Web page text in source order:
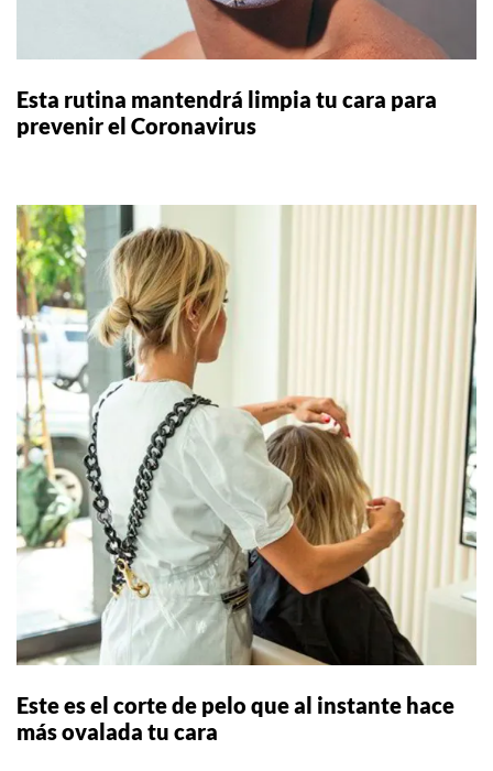
Esta rutina mantendrá limpia tu cara para
prevenir el Coronavirus
Este es el corte de pelo que al instante hace
más ovalada tu cara